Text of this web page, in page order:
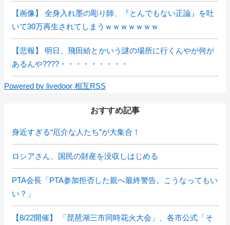
【画像】 全身入れ墨の彫り師、『とんでもない正論』を吐
いて30万再生されてしまうｗｗｗｗｗｗｗ
【悲報】 明日、飛田給とかいう謎の場所に行くんやが何が
あるんや????・・・・・・・・・
Powered by livedoor 相互RSS
おすすめ記事
身近すぎる“厄介な人たち”が大集合！
ロシアさん、国民の財産を没収しはじめる
PTA会長「PTA参加拒否した親へ最終警告。こうなってもい
い？」
【8/22開催】 「琵琶湖三市同時花火大会」、各市公式「そ